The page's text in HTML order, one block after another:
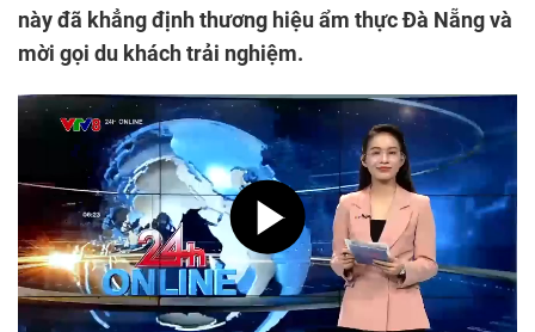
này đã khẳng định thương hiệu ẩm thực Đà Nẵng và
mời gọi du khách trải nghiệm.